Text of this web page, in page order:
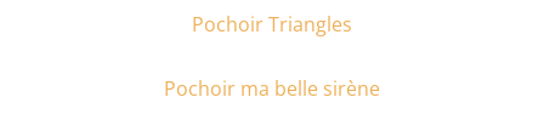
Pochoir Triangles
Pochoir ma belle sirène